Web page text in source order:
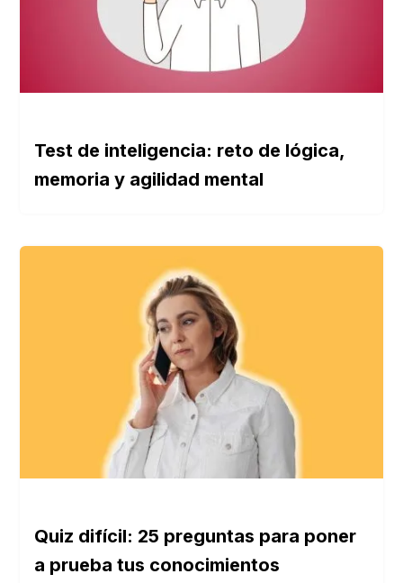
Test de inteligencia: reto de lógica,
memoria y agilidad mental
Quiz difícil: 25 preguntas para poner
a prueba tus conocimientos